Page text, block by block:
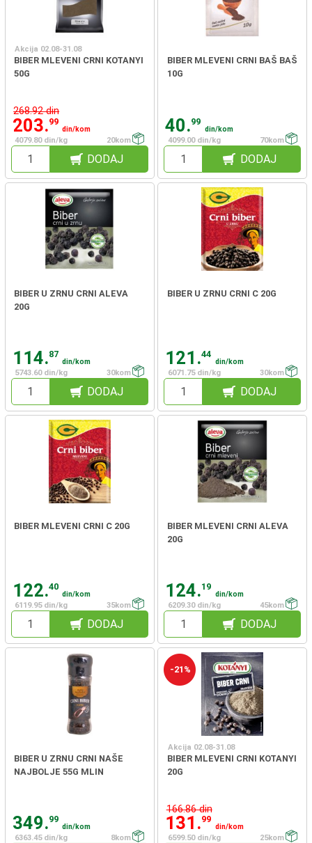
Akcija 02.08-31.08
BIBER MLEVENI CRNI KOTANYI
50G
268.92 din
203.99
din/kom
4079.80 din/kg
20kom
DODAJ
BIBER MLEVENI CRNI BAŠ BAŠ
10G
40.99
din/kom
4099.00 din/kg
70kom
DODAJ
BIBER U ZRNU CRNI ALEVA
20G
114.87
din/kom
5743.60 din/kg
30kom
DODAJ
BIBER U ZRNU CRNI C 20G
121.44
din/kom
6071.75 din/kg
30kom
DODAJ
BIBER MLEVENI CRNI C 20G
122.40
din/kom
6119.95 din/kg
35kom
DODAJ
BIBER MLEVENI CRNI ALEVA
20G
124.19
din/kom
6209.30 din/kg
45kom
DODAJ
BIBER U ZRNU CRNI NAŠE
NAJBOLJE 55G MLIN
349.99
din/kom
6363.45 din/kg
8kom
-21%
Akcija 02.08-31.08
BIBER MLEVENI CRNI KOTANYI
20G
166.86 din
131.99
din/kom
6599.50 din/kg
25kom